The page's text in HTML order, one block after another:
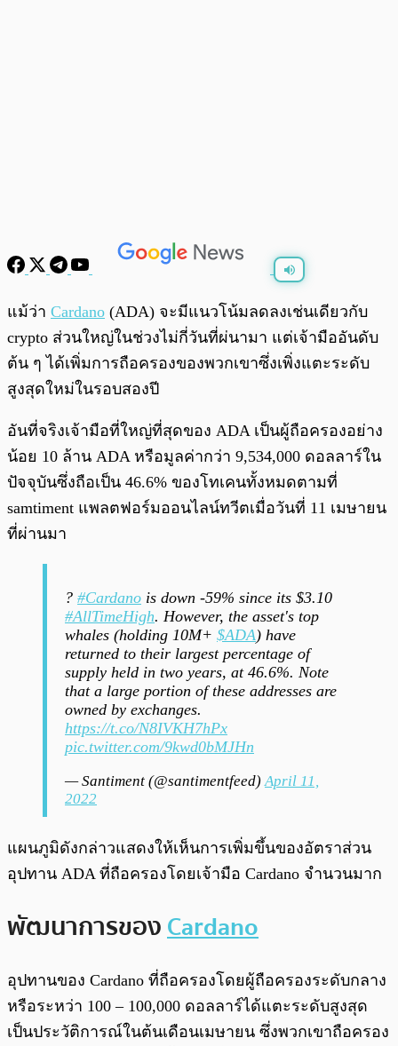
0:00 / 0:00
แม้ว่า Cardano (ADA) จะมีแนวโน้มลดลงเช่นเดียวกับ
crypto ส่วนใหญ่ในช่วงไม่กี่วันที่ผ่นามา แต่เจ้ามืออันดับ
ต้น ๆ ได้เพิ่มการถือครองของพวกเขาซึ่งเพิ่งแตะระดับ
สูงสุดใหม่ในรอบสองปี
อันที่จริงเจ้ามือที่ใหญ่ที่สุดของ ADA เป็นผู้ถือครองอย่าง
น้อย 10 ล้าน ADA หรือมูลค่ากว่า 9,534,000 ดอลลาร์ใน
ปัจจุบันซึ่งถือเป็น 46.6% ของโทเคนทั้งหมดตามที่
samtiment แพลตฟอร์มออนไลน์ทวีตเมื่อวันที่ 11 เมษายน
ที่ผ่านมา
? #Cardano is down -59% since its $3.10
#AllTimeHigh. However, the asset's top
whales (holding 10M+ $ADA) have
returned to their largest percentage of
supply held in two years, at 46.6%. Note
that a large portion of these addresses are
owned by exchanges.
https://t.co/N8IVKH7hPx
pic.twitter.com/9kwd0bMJHn
— Santiment (@santimentfeed)April 11,
2022
แผนภูมิดังกล่าวแสดงให้เห็นการเพิ่มขึ้นของอัตราส่วน
อุปทาน ADA ที่ถือครองโดยเจ้ามือ Cardano จำนวนมาก
พัฒนาการของCardano
อุปทานของ Cardano ที่ถือครองโดยผู้ถือครองระดับกลาง
หรือระหว่า 100 – 100,000 ดอลลาร์ได้แตะระดับสูงสุด
เป็นประวัติการณ์ในต้นเดือนเมษายน ซึ่งพวกเขาถือครอง